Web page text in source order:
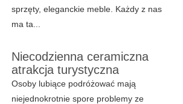
sprzęty, eleganckie meble. Każdy z nas
ma ta...
Niecodzienna ceramiczna
atrakcja turystyczna
Osoby lubiące podróżować mają
niejednokrotnie spore problemy ze